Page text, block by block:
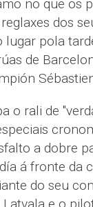
no que os
dos
lugar pola
de
o rali de
a dobre
á fronte da
do seu